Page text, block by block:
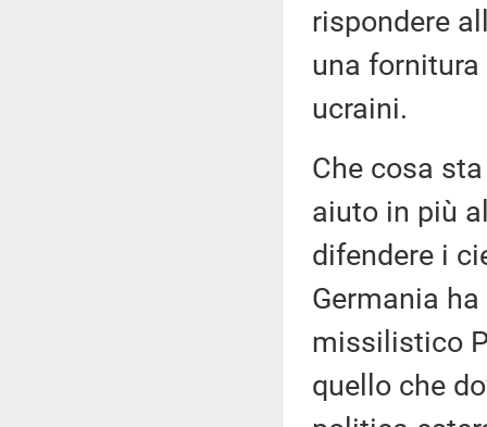
rispondere
una
ucraini.
Che cosa
aiuto in più
difendere i
Germania
missilistico
quello che